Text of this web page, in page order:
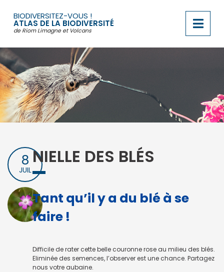
contenu
BIODIVERSITEZ-VOUS !
ATLAS DE LA BIODIVERSITÉ
de Riom Limagne et Volcans
8
JUIL
NIELLE DES BLÉS
Tant qu’il y a du blé à se
faire !
Difficile de rater cette belle couronne rose au milieu des blés.
Eliminée des semences, l’observer est une chance. Partagez
nous votre aubaine.